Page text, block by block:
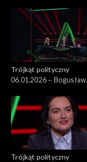
Trójkąt polityczny
06.01.2026 – Bogusław
Trójkąt polityczny